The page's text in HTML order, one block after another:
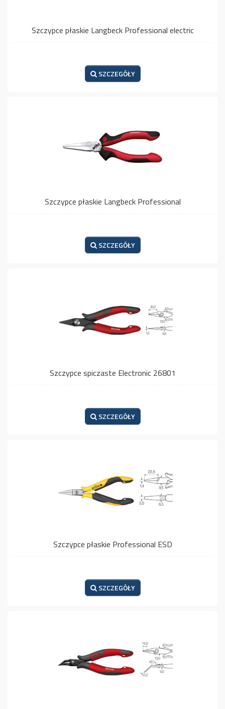
Szczypce płaskie Langbeck Professional electric
SZCZEGÓŁY
Szczypce płaskie Langbeck Professional
SZCZEGÓŁY
Szczypce spiczaste Electronic 26801
SZCZEGÓŁY
Szczypce płaskie Professional ESD
SZCZEGÓŁY